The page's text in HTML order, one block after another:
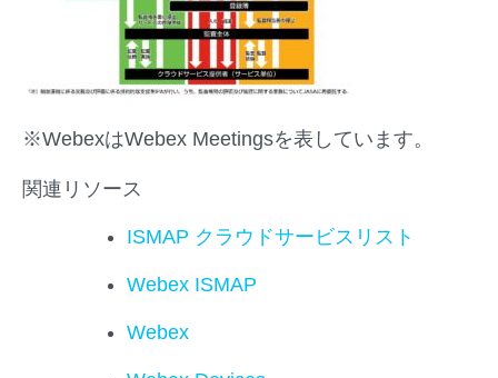
※WebexはWebex Meetingsを表しています。
関連リソース
ISMAP クラウドサービスリスト
Webex ISMAP
Webex